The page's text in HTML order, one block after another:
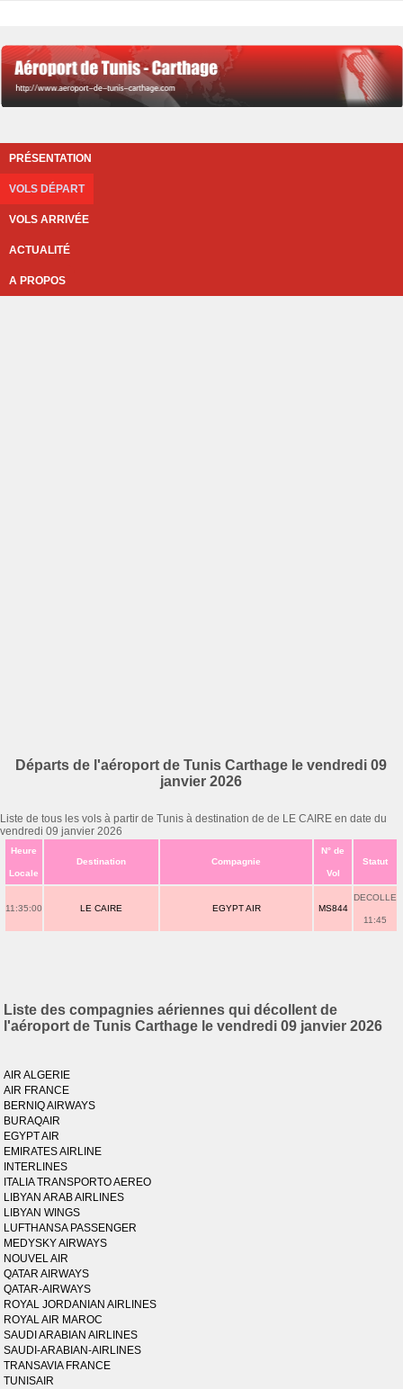
PRÉSENTATION
VOLS DÉPART
VOLS ARRIVÉE
ACTUALITÉ
A PROPOS
Départs de l'aéroport de Tunis Carthage le vendredi 09
janvier 2026
Liste de tous les vols à partir de Tunis à destination de de LE CAIRE en date du
vendredi 09 janvier 2026
Heure
Locale
Destination Compagnie
N° de
Vol
Statut
11:35:00 LE CAIRE EGYPT AIR MS844
DECOLLE
11:45
Liste des compagnies aériennes qui décollent de
l'aéroport de Tunis Carthage le vendredi 09 janvier 2026
AIR ALGERIE
AIR FRANCE
BERNIQ AIRWAYS
BURAQAIR
EGYPT AIR
EMIRATES AIRLINE
INTERLINES
ITALIA TRANSPORTO AEREO
LIBYAN ARAB AIRLINES
LIBYAN WINGS
LUFTHANSA PASSENGER
MEDYSKY AIRWAYS
NOUVEL AIR
QATAR AIRWAYS
QATAR-AIRWAYS
ROYAL JORDANIAN AIRLINES
ROYAL AIR MAROC
SAUDI ARABIAN AIRLINES
SAUDI-ARABIAN-AIRLINES
TRANSAVIA FRANCE
TUNISAIR